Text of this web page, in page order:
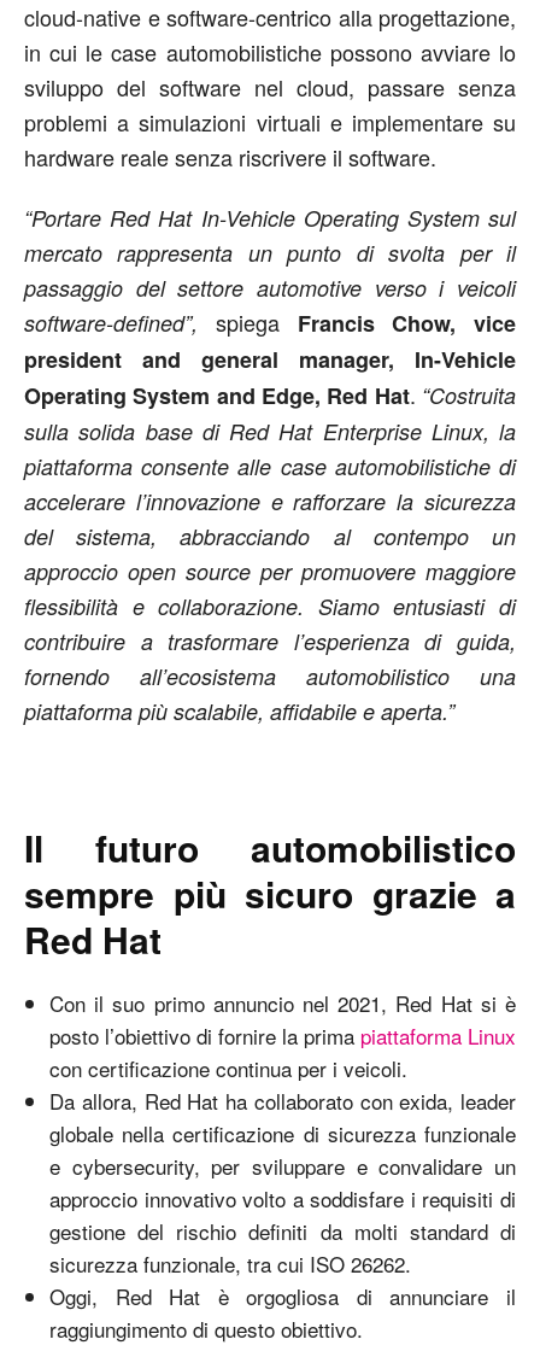
cloud-native e software-centrico alla progettazione,
in cui le case automobilistiche possono avviare lo
sviluppo del software nel cloud, passare senza
problemi a simulazioni virtuali e implementare su
hardware reale senza riscrivere il software.
“Portare Red Hat In-Vehicle Operating System sul
mercato rappresenta un punto di svolta per il
passaggio del settore automotive verso i veicoli
software-defined”, spiega Francis Chow, vice
president and general manager, In-Vehicle
Operating System and Edge, Red Hat. “Costruita
sulla solida base di Red Hat Enterprise Linux, la
piattaforma consente alle case automobilistiche di
accelerare l’innovazione e rafforzare la sicurezza
del sistema, abbracciando al contempo un
approccio open source per promuovere maggiore
flessibilità e collaborazione. Siamo entusiasti di
contribuire a trasformare l’esperienza di guida,
fornendo all’ecosistema automobilistico una
piattaforma più scalabile, affidabile e aperta.”
Il futuro automobilistico
sempre più sicuro grazie a
Red Hat
Con il suo primo annuncio nel 2021, Red Hat si è
posto l’obiettivo di fornire la prima piattaforma Linux
con certificazione continua per i veicoli.
Da allora, Red Hat ha collaborato con exida, leader
globale nella certificazione di sicurezza funzionale
e cybersecurity, per sviluppare e convalidare un
approccio innovativo volto a soddisfare i requisiti di
gestione del rischio definiti da molti standard di
sicurezza funzionale, tra cui ISO 26262.
Oggi, Red Hat è orgogliosa di annunciare il
raggiungimento di questo obiettivo.